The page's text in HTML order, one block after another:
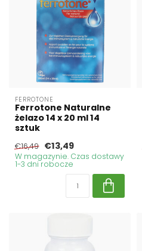
FERROTONE
Ferrotone Naturalne
żelazo 14 x 20 ml 14
sztuk
€16,49 €13,49
W magazynie. Czas dostawy
1-3 dni robocze